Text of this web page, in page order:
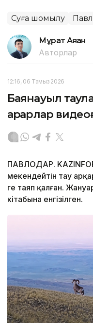
Суға шомылу
Мұрат Аяған
Авторлар
12:16, 06 Тамыз 2026
Баянауыл
арқарлар
ПАВЛОДАР.
мекендейтін тау
ге таяп қалған.
кітабына енгізілген.